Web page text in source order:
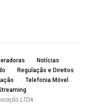
Notícias
Regulação e Direitos
Telefonia Móvel
LTDA